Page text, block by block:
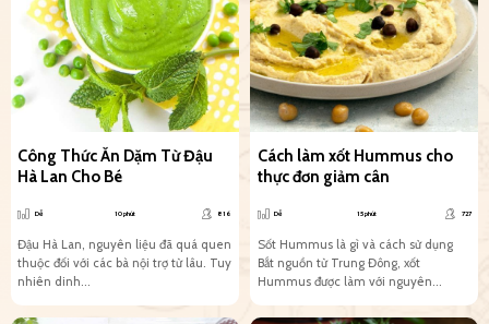
Công Thức Ăn Dặm Từ Đậu
Hà Lan Cho Bé
Dễ 10 phút 816
Đậu Hà Lan, nguyên liệu đã quá quen
thuộc đối với các bà nội trợ từ lâu. Tuy
nhiên dinh...
Cách làm xốt Hummus cho
thực đơn giảm cân
Dễ 15 phút 727
Sốt Hummus là gì và cách sử dụng
Bắt nguồn từ Trung Đông, xốt
Hummus được làm với nguyên...